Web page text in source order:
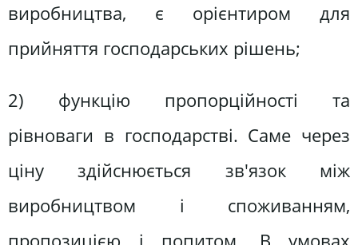
виробництва, є орієнтиром для
прийняття господарських рішень;
2) функцію пропорційності та
рівноваги в господарстві. Саме через
ціну здійснюється зв'язок між
виробництвом і споживанням,